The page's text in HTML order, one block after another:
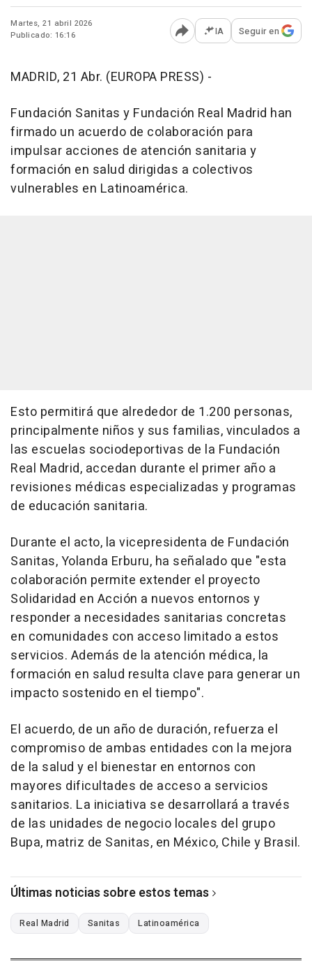
Martes, 21 abril 2026
Publicado: 16:16
Abrir opciones para
IA Seguir en
MADRID, 21 Abr. (EUROPA PRESS) -
Fundación Sanitas y Fundación Real Madrid han
firmado un acuerdo de colaboración para
impulsar acciones de atención sanitaria y
formación en salud dirigidas a colectivos
vulnerables en Latinoamérica.
Esto permitirá que alrededor de 1.200 personas,
principalmente niños y sus familias, vinculados a
las escuelas sociodeportivas de la Fundación
Real Madrid, accedan durante el primer año a
revisiones médicas especializadas y programas
de educación sanitaria.
Durante el acto, la vicepresidenta de Fundación
Sanitas, Yolanda Erburu, ha señalado que "esta
colaboración permite extender el proyecto
Solidaridad en Acción a nuevos entornos y
responder a necesidades sanitarias concretas
en comunidades con acceso limitado a estos
servicios. Además de la atención médica, la
formación en salud resulta clave para generar un
impacto sostenido en el tiempo".
El acuerdo, de un año de duración, refuerza el
compromiso de ambas entidades con la mejora
de la salud y el bienestar en entornos con
mayores dificultades de acceso a servicios
sanitarios. La iniciativa se desarrollará a través
de las unidades de negocio locales del grupo
Bupa, matriz de Sanitas, en México, Chile y Brasil.
Últimas noticias sobre estos temas
Real Madrid Sanitas Latinoamérica